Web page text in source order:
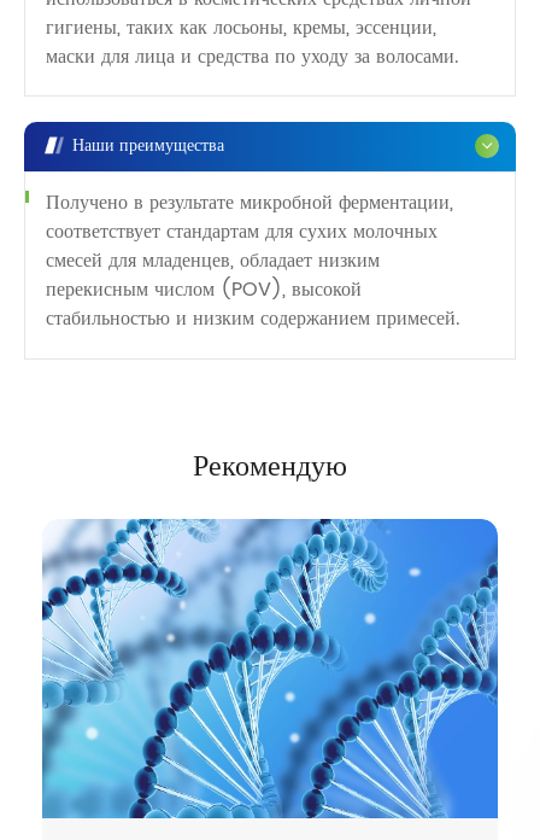
гигиены, таких как лосьоны, кремы, эссенции,
маски для лица и средства по уходу за волосами.
Наши преимущества
Получено в результате микробной ферментации,
соответствует стандартам для сухих молочных
смесей для младенцев, обладает низким
перекисным числом (POV), высокой
стабильностью и низким содержанием примесей.
Рекомендую